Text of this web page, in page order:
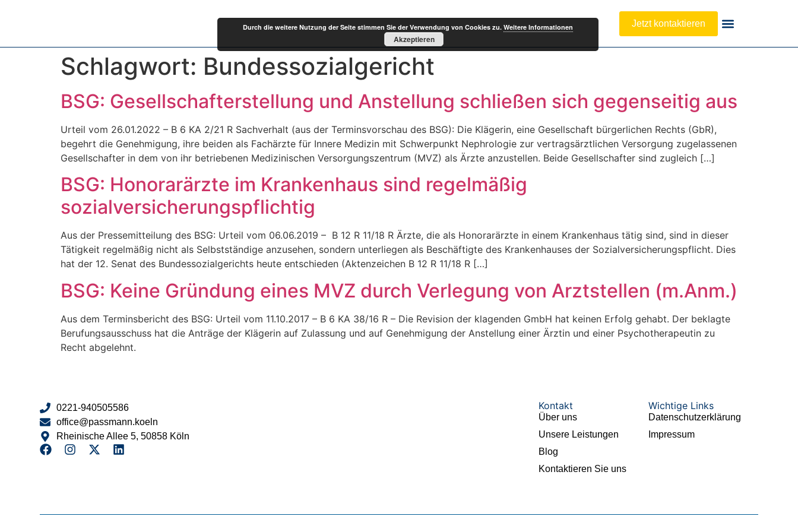
Jetzt kontaktieren
Schlagwort: Bundessozialgericht
BSG: Gesellschafterstellung und Anstellung schließen sich gegenseitig aus
Urteil vom 26.01.2022 – B 6 KA 2/21 R Sachverhalt (aus der Terminsvorschau des BSG): Die Klägerin, eine Gesellschaft bürgerlichen Rechts (GbR),
begehrt die Genehmigung, ihre beiden als Fachärzte für Innere Medizin mit Schwerpunkt Nephrologie zur vertragsärztlichen Versorgung zugelassenen
Gesellschafter in dem von ihr betriebenen Medizinischen Versorgungszentrum (MVZ) als Ärzte anzustellen. Beide Gesellschafter sind zugleich […]
BSG: Honorarärzte im Krankenhaus sind regelmäßig
sozialversicherungspflichtig
Aus der Pressemitteilung des BSG: Urteil vom 06.06.2019 – B 12 R 11/18 R Ärzte, die als Honorarärzte in einem Krankenhaus tätig sind, sind in dieser
Tätigkeit regelmäßig nicht als Selbstständige anzusehen, sondern unterliegen als Beschäftigte des Krankenhauses der Sozialversicherungspflicht. Dies
hat der 12. Senat des Bundessozialgerichts heute entschieden (Aktenzeichen B 12 R 11/18 R […]
BSG: Keine Gründung eines MVZ durch Verlegung von Arztstellen (m.Anm.)
Aus dem Terminsbericht des BSG: Urteil vom 11.10.2017 – B 6 KA 38/16 R – Die Revision der klagenden GmbH hat keinen Erfolg gehabt. Der beklagte
Berufungsausschuss hat die Anträge der Klägerin auf Zulassung und auf Genehmigung der Anstellung einer Ärztin und einer Psychotherapeutin zu
Recht abgelehnt.
0221-940505586
office@passmann.koeln
Rheinische Allee 5, 50858 Köln
Kontakt
Über uns
Unsere Leistungen
Blog
Kontaktieren Sie uns
Wichtige Links
Datenschutzerklärung
Impressum
Durch die weitere Nutzung der Seite stimmen Sie der Verwendung von Cookies zu. Weitere Informationen
Akzeptieren